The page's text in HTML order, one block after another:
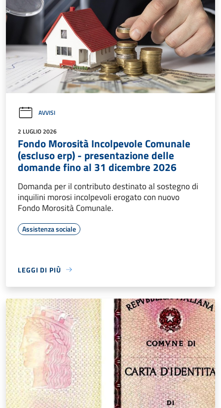
AVVISI
2 LUGLIO 2026
Fondo Morosità Incolpevole Comunale
(escluso erp) - presentazione delle
domande fino al 31 dicembre 2026
Domanda per il contributo destinato al sostegno di
inquilini morosi incolpevoli erogato con nuovo
Fondo Morosità Comunale.
Assistenza sociale
LEGGI DI PIÙ